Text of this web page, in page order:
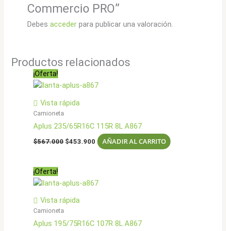
Commercio PRO”
Debes accederpara publicar una valoración.
Productos relacionados
¡Oferta!
Vista rápida
Camioneta
Aplus 235/65R16C 115R 8L A867
$567.000 El
$453.900 El
precio
AÑADIR AL CARRITO
¡Oferta!
Vista rápida
Camioneta
Aplus 195/75R16C 107R 8L A867